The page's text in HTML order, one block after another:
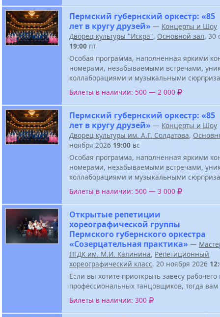
Пермский губернский оркестр: «85
лет в кругу друзей» — Концерты и Шоу
Дворец культуры "Искра", Основной зал, 30
19:00 пт
Особая программа, наполненная яркими
номерами, незабываемыми встречами,
коллаборациями и музыкальными
Билеты в наличии: 500 — 2 000
Пермский губернский оркестр: «85
лет в кругу друзей» — Концерты и Шоу
Дворец культуры им. А.Г. Солдатова,
ноября 2026 19:00 вс
Особая программа, наполненная яркими
номерами, незабываемыми встречами,
коллаборациями и музыкальными
Билеты в наличии: 500 — 3 000
Открытые репетиции
хореографической группы
Пермского губернского оркестра
«Созерцательная практика» —
ПГДК им. М.И. Калинина, Репетиционный
хореографический класс, 20 ноября 2026
Если вы хотите приоткрыть завесу рабочего
профессиональных танцовщиков, тогда
Билеты в наличии: 300